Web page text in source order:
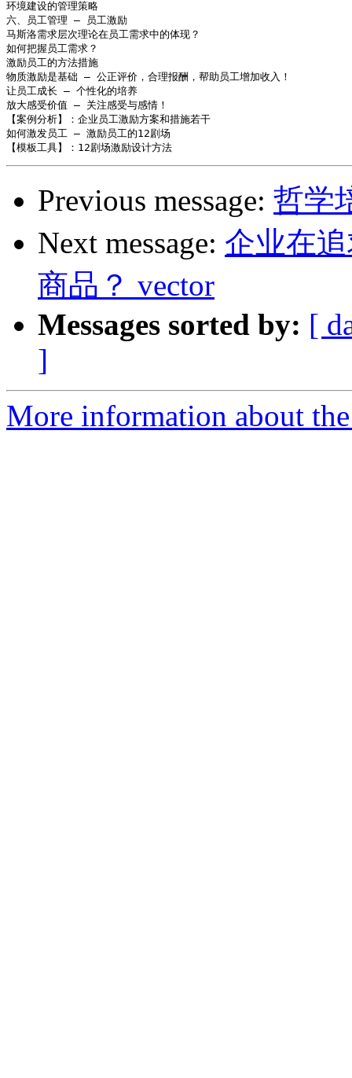
环境建设的管理策略
六、员工管理 – 员工激励
马斯洛需求层次理论在员工需求中的体现？
如何把握员工需求？
激励员工的方法措施
物质激励是基础 – 公正评价，合理报酬，帮助员工增加收入！
让员工成长 – 个性化的培养
放大感受价值 – 关注感受与感情！
【案例分析】：企业员工激励方案和措施若干
如何激发员工 – 激励员工的12剧场
Previous message: 哲学
Next message: 企业在
商品？ vector
Messages sorted by: [
]
More information about